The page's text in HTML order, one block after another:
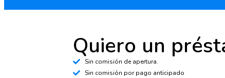
Quiero un
Sin comisión de apertura.
Sin comisión por pago anticipado